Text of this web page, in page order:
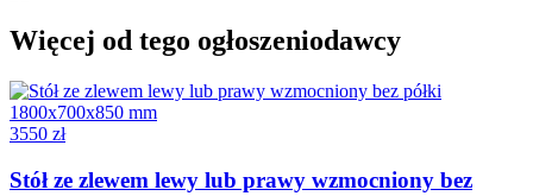
Więcej od tego ogłoszeniodawcy
3550 zł
Stół ze zlewem lewy lub prawy wzmocniony bez